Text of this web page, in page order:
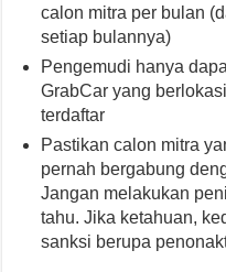
calon mitra per bulan
setiap bulannya)
Pengemudi hanya
GrabCar yang
terdaftar
Pastikan calon mitra
pernah bergabung
Jangan melakukan
tahu. Jika ketahuan,
sanksi berupa